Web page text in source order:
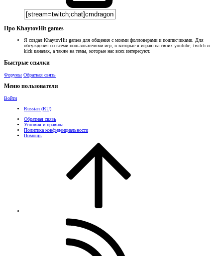
Про KhaytovHit games
Я создал KhaytovHit games для общения с моими фолловерами и подписчиками. Для
обсуждения со всеми пользователями игр, в которые я играю на своих youtube, twitch и
kick каналах, а также на темы, которые нас всех интересуют.
Быстрые ссылки
Форумы Обратная связь
Меню пользователя
Войти
Russian (RU)
Обратная связь
Условия и правила
Политика конфиденциальности
Помощь